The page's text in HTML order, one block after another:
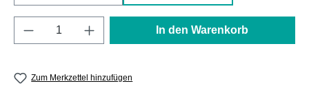
Produkt Anzahl: Gib den gewünschten
In den Warenkorb
Zum Merkzettel hinzufügen